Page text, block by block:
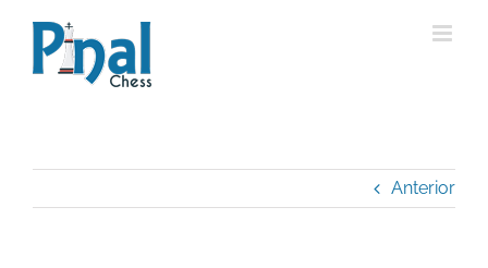
contenido
Anterior